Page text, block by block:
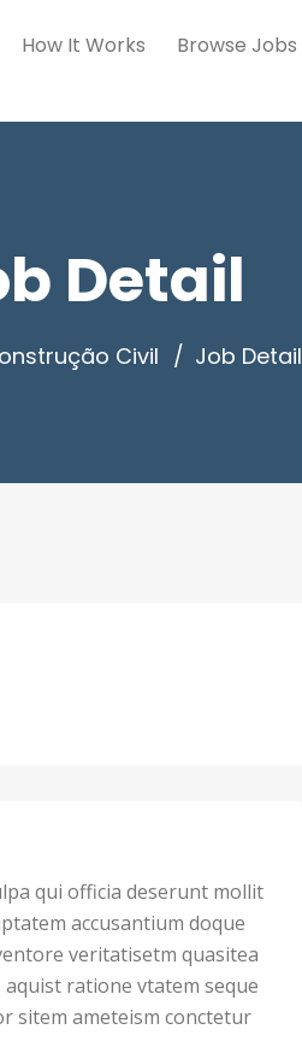
How It Works Browse Jobs
Detail
Civil Job Detail
qui officia deserunt mollit
accusantium doque
veritatisetm quasitea
ratione vtatem seque
sitem ameteism conctetur